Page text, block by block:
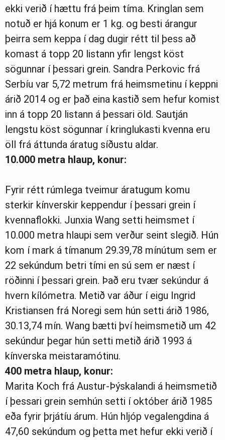
ekki verið í hættu frá þeim tíma. Kringlan sem
notuð er hjá konum er 1 kg. og besti árangur
þeirra sem keppa í dag dugir rétt til þess að
komast á topp 20 listann yfir lengst köst
sögunnar í þessari grein. Sandra Perkovic frá
Serbíu var 5,72 metrum frá heimsmetinu í keppni
árið 2014 og er það eina kastið sem hefur komist
inn á topp 20 listann á þessari öld. Sautján
lengstu köst sögunnar í kringlukasti kvenna eru
öll frá áttunda áratug síðustu aldar.
10.000 metra hlaup, konur:
Fyrir rétt rúmlega tveimur áratugum komu
sterkir kínverskir keppendur í þessari grein í
kvennaflokki. Junxia Wang setti heimsmet í
10.000 metra hlaupi sem verður seint slegið. Hún
kom í mark á tímanum 29.39,78 mínútum sem er
22 sekúndum betri tími en sú sem er næst í
röðinni í þessari grein. Það eru tvær sekúndur á
hvern kílómetra. Metið var áður í eigu Ingrid
Kristiansen frá Noregi sem hún setti árið 1986,
30.13,74 mín. Wang bætti því heimsmetið um 42
sekúndur þegar hún setti metið árið 1993 á
kínverska meistaramótinu.
400 metra hlaup, konur:
Marita Koch frá Austur-Þýskalandi á heimsmetið
í þessari grein semhún setti í október árið 1985
eða fyrir þrjátíu árum. Hún hljóp vegalengdina á
47,60 sekúndum og þetta met hefur ekki verið í